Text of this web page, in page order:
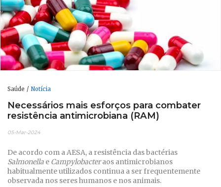
Saúde Notícia
Necessários mais esforços para combater
resistência antimicrobiana (RAM)
05-Mar-2024
De acordo com a AESA, a resistência das bactérias
Salmonella e Campylobacteraos antimicrobianos
habitualmente utilizados continua a ser frequentemente
observada nos seres humanos e nos animais.